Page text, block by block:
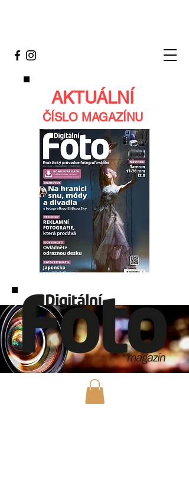
AKTUÁLNÍ
ČÍSLO MAGAZÍNU